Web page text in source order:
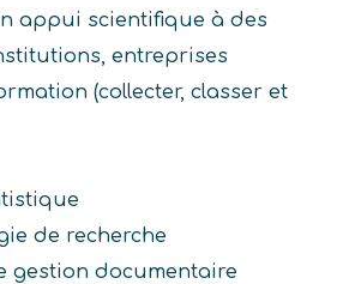
appui scientifique à des
entreprises
(collecter, classer et
de recherche
gestion documentaire